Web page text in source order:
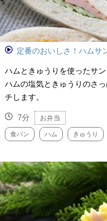
定番のおいしさ！ハムサ
ハムときゅうりを使ったサ
ハムの塩気ときゅうりのさ
チします。
7分 お弁当
食パン ハム きゅうり